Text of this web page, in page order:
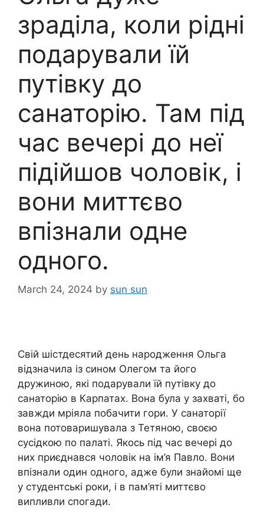
зраділа, коли рідні
подарували їй
путівку до
санаторію. Там під
час вечері до неї
підійшов чоловік, і
вони миттєво
впізнали одне
одного.
March 24, 2024 by sun sun
Свій шістдесятий день народження Ольга
відзначила із сином Олегом та його
дружиною, які подарували їй путівку до
санаторію в Карпатах. Вона була у захваті, бо
завжди мріяла побачити гори. У санаторії
вона потоваришувала з Тетяною, своєю
сусідкою по палаті. Якось під час вечері до
них приєднався чоловік на ім’я Павло. Вони
впізнали один одного, адже були знайомі ще
у студентські роки, і в пам’яті миттєво
випливли спогади.